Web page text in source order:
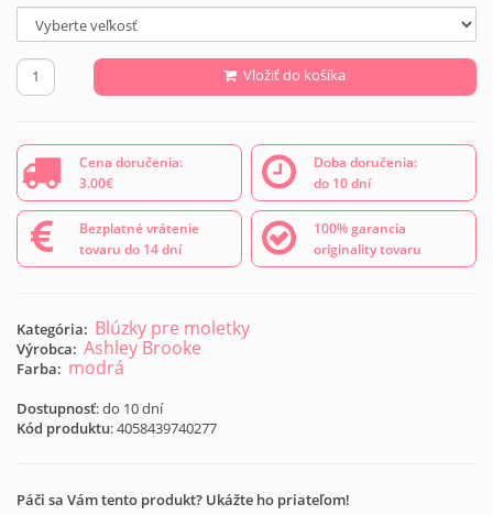
Vložiť do košíka
Cena doručenia:
3.00€
Doba doručenia:
do 10 dní
Bezplatné vrátenie
tovaru do 14 dní
100% garancia
originality tovaru
Kategória: Blúzky pre moletky
Výrobca: Ashley Brooke
Farba: modrá
Dostupnosť: do 10 dní
Kód produktu:4058439740277
Páči sa Vám tento produkt? Ukážte ho priateľom!